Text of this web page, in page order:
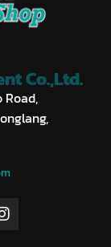
Co.,Ltd.
Road,